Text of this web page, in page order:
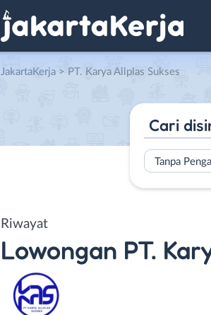
JakartaKerja > PT. Karya Allplas Sukses
Tanpa
Riwayat
Lowongan PT.